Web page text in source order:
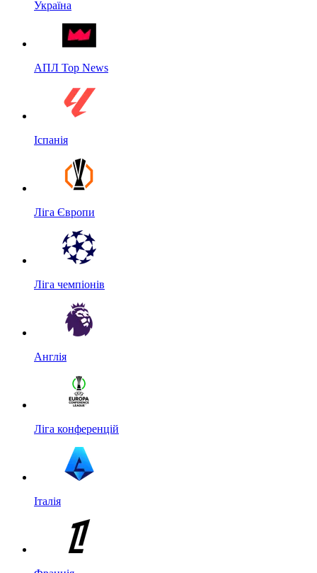
Україна
АПЛ Top News
Іспанія
Ліга Європи
Ліга чемпіонів
Англія
Ліга конференцій
Італія